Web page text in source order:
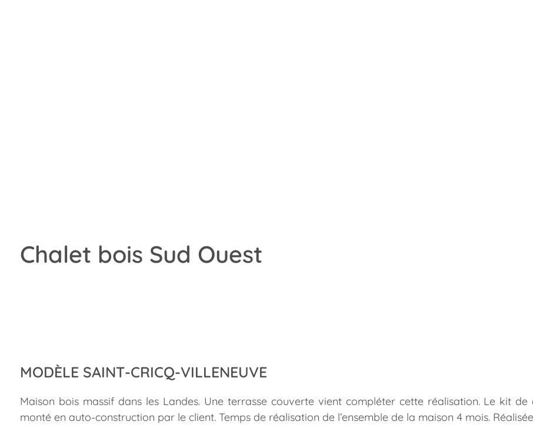
Chalet bois Sud Ouest
MODÈLE SAINT-CRICQ-VILLENEUVE
Maison bois massif dans les Landes. Une terrasse couverte vient compléter cette réalisation. Le kit
monté en auto-construction par le client. Temps de réalisation de l’ensemble de la maison 4 mois.